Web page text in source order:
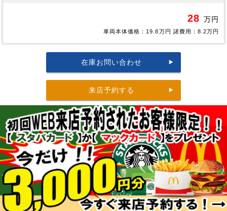
28 万円
車両本体価格：19.8万円 諸費用：8.2万円
在庫お問い合わせ
来店予約する